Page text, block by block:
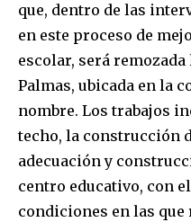
que, dentro de las
en este proceso de
escolar, será
Palmas, ubicada en la
nombre. Los trabajos
techo, la construcción
adecuación y
centro educativo, con
condiciones en las